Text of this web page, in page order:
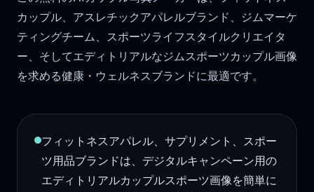
カップル、アスレチックアパレルブランド、ジムマーケ
ティングチーム、スポーツライフスタイルクリエイタ
ー、そしてエディトリアルなジムスポーツカップル画像
を求める健康・ウェルネスブランドに最適です。
フィットネスアパレル、サプリメント、スポー
ツ用品ブランドは、デジタルキャンペーン用の
エディトリアルカップルスポーツ画像を簡単に